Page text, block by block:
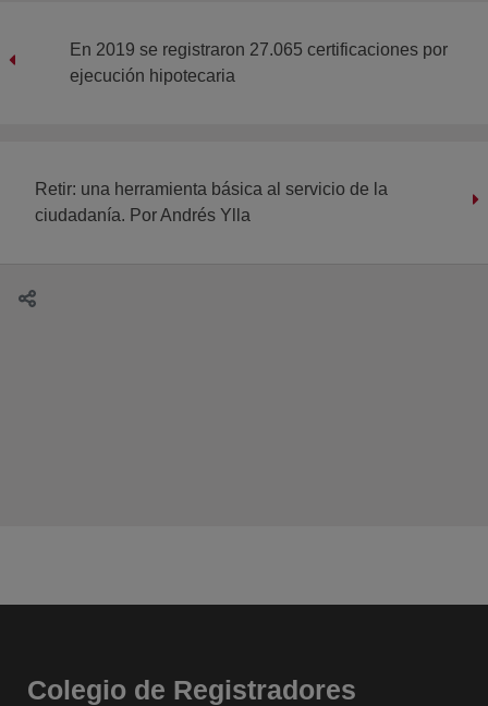
En 2019 se registraron 27.065 certificaciones por
ejecución hipotecaria
Retir: una herramienta básica al servicio de la
ciudadanía. Por Andrés Ylla
Colegio de Registradores